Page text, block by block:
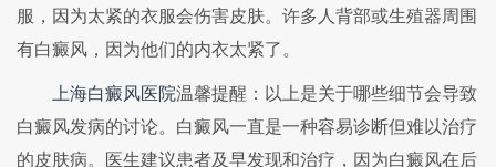
服，因为太紧的衣服会伤害皮肤。许多人背部或生殖器周围
有白癜风，因为他们的内衣太紧了。
上海白癜风医院温馨提醒：以上是关于哪些细节会导致
白癜风发病的讨论。白癜风一直是一种容易诊断但难以治疗
的皮肤病。医生建议患者及早发现和治疗，因为白癜风在后